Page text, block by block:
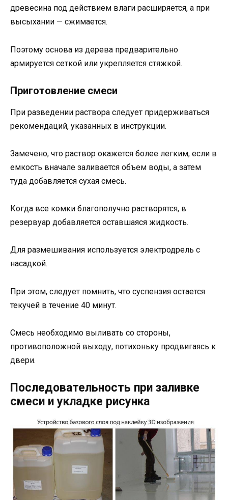
древесина под действием влаги расширяется, а при
высыхании — сжимается.
Поэтому основа из дерева предварительно
армируется сеткой или укрепляется стяжкой.
Приготовление смеси
При разведении раствора следует придерживаться
рекомендаций, указанных в инструкции.
Замечено, что раствор окажется более легким, если в
емкость вначале заливается объем воды, а затем
туда добавляется сухая смесь.
Когда все комки благополучно растворятся, в
резервуар добавляется оставшаяся жидкость.
Для размешивания используется электродрель с
насадкой.
При этом, следует помнить, что суспензия остается
текучей в течение 40 минут.
Смесь необходимо выливать со стороны,
противоположной выходу, потихоньку продвигаясь к
двери.
Последовательность при заливке
смеси и укладке рисунка